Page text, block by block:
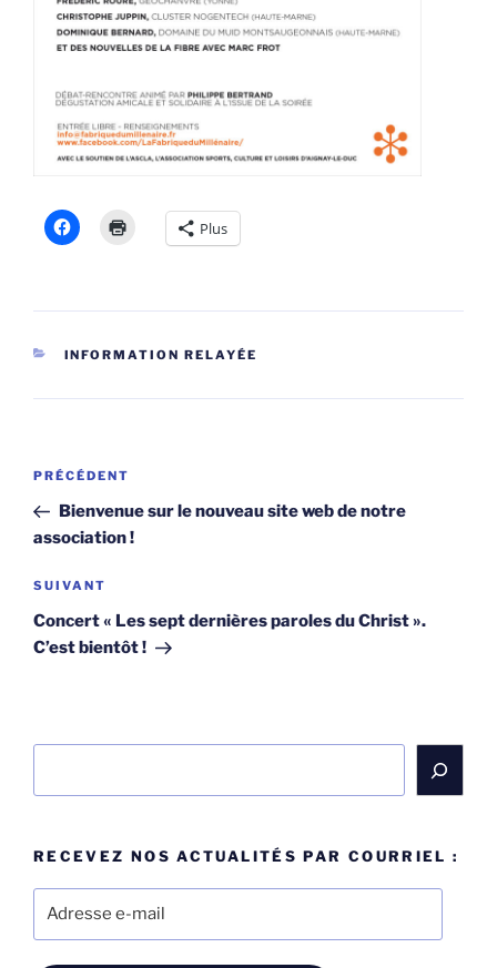
Plus
CATÉGORIES
INFORMATION RELAYÉE
Navigation
l’article
Article
précédent
PRÉCÉDENT
Bienvenue sur le nouveau site web de notre
association !
Article
suivant
SUIVANT
Concert « Les sept dernières paroles du Christ ».
C’est bientôt !
RECEVEZ NOS ACTUALITÉS PAR COURRIEL :